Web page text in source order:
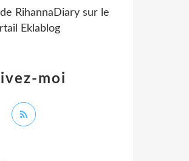
moi
RihannaDiary sur le
Eklablog